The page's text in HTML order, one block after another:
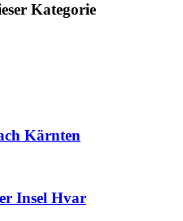
Kategorie
Kärnten
Insel Hvar